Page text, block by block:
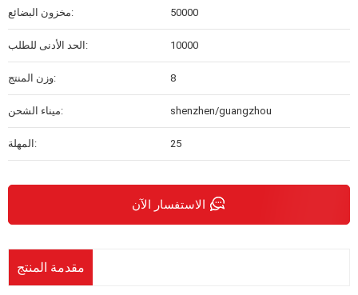
مخزون البضائع: 50000
الحد الأدنى للطلب: 10000
وزن المنتج: 8
ميناء الشحن: shenzhen/guangzhou
المهلة: 25
الاستفسار الآن
مقدمة المنتج